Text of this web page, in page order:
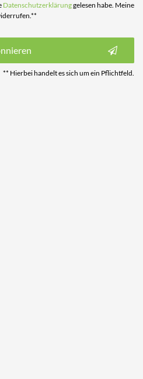
Daten­schutz­erklärunggelesen habe. Meine
** Hierbei handelt es sich um ein Pflichtfeld.